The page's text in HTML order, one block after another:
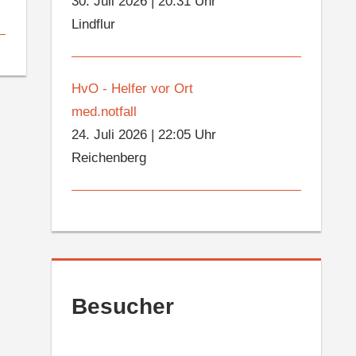
Lindflur
HvO - Helfer vor Ort
med.notfall
24. Juli 2026 |22:05 Uhr
Reichenberg
Besucher